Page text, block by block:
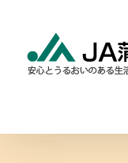
content